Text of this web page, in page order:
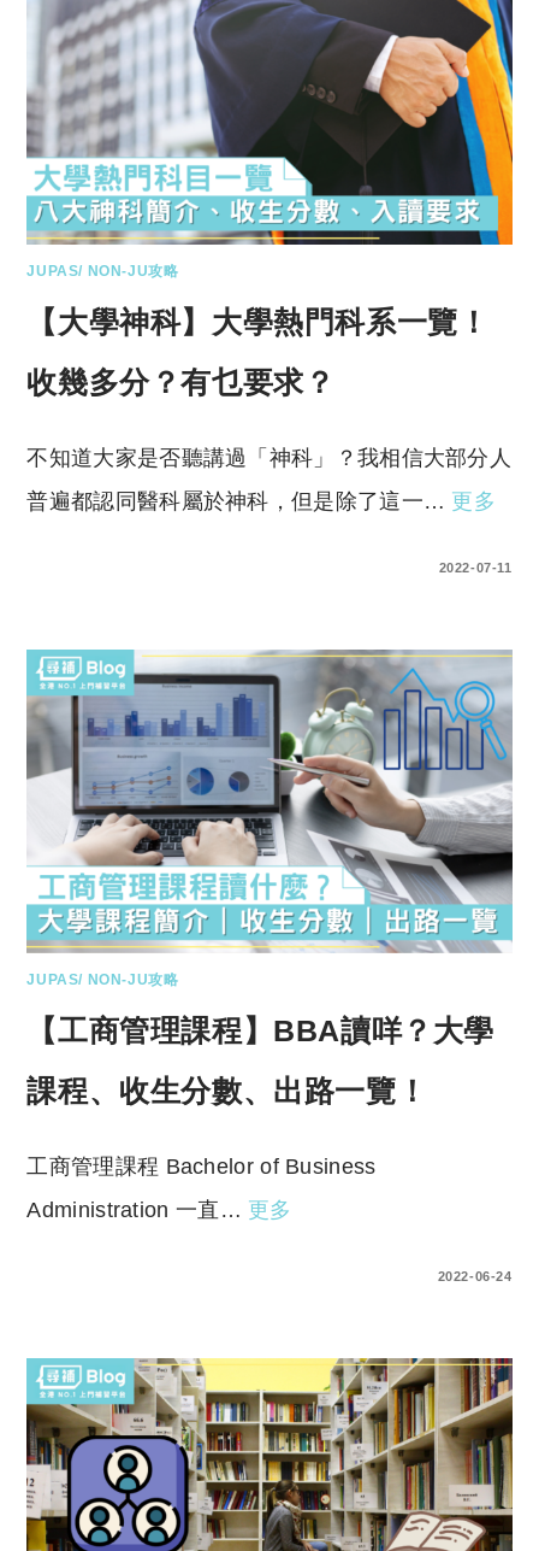
JUPAS/ NON-JU攻略
【大學神科】大學熱門科系一覽！
收幾多分？有乜要求？
不知道大家是否聽講過「神科」？我相信大部分人
普遍都認同醫科屬於神科，但是除了這一… 更多
2022-07-11
JUPAS/ NON-JU攻略
【工商管理課程】BBA讀咩？大學
課程、收生分數、出路一覽！
工商管理課程 Bachelor of Business
Administration 一直… 更多
2022-06-24